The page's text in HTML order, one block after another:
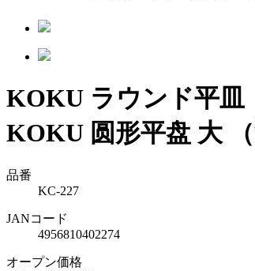
KOKU ラウンド平
KOKU 圆形平盘 大 （
品番
KC-227
JANコード
4956810402274
オープン価格